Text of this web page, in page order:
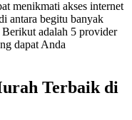
menikmati akses internet
antara begitu banyak
adalah 5 provider
dapat Anda
Terbaik di